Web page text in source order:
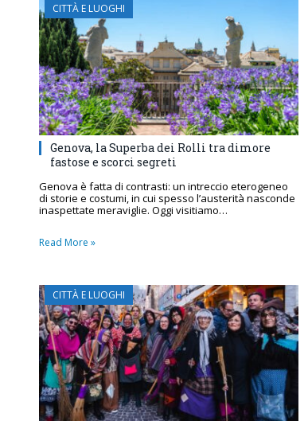
CITTÀ E LUOGHI
Genova, la Superba dei Rolli tra dimore
fastose e scorci segreti
Genova è fatta di contrasti: un intreccio eterogeneo
di storie e costumi, in cui spesso l’austerità nasconde
inaspettate meraviglie. Oggi visitiamo…
Read More »
CITTÀ E LUOGHI